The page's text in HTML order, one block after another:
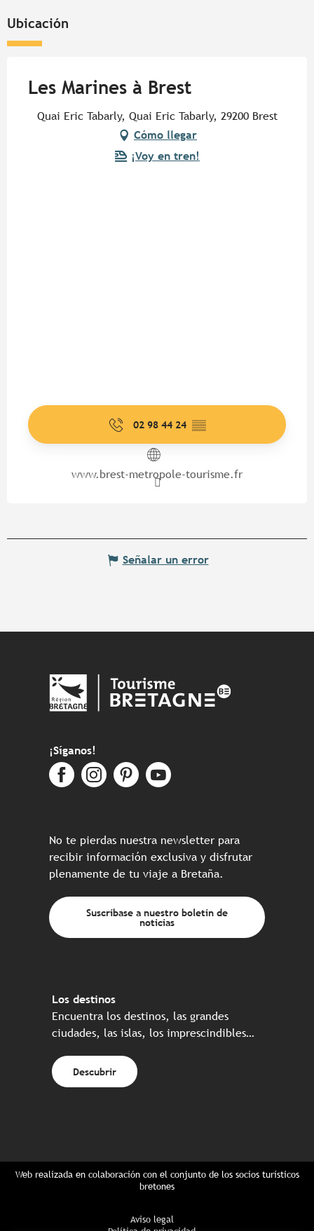
Ubicación
Les Marines à Brest
Quai Eric Tabarly, Quai Eric Tabarly, 29200 Brest
Cómo llegar
¡Voy en tren!
02 98 44 24 ▒▒
www.brest-metropole-tourisme.fr
Señalar un error
¡Síganos!
No te pierdas nuestra newsletter para
recibir información exclusiva y disfrutar
plenamente de tu viaje a Bretaña.
Suscríbase a nuestro boletín de
noticias
Los destinos
Encuentra los destinos, las grandes
ciudades, las islas, los imprescindibles…
Descubrir
Web realizada en colaboración con el conjunto de los socios turísticos
bretones
Aviso legal